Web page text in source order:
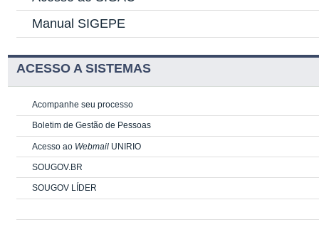
Manual SIGEPE
ACESSO A SISTEMAS
Acompanhe seu processo
Boletim de Gestão de Pessoas
Acesso ao Webmail UNIRIO
SOUGOV.BR
SOUGOV LÍDER